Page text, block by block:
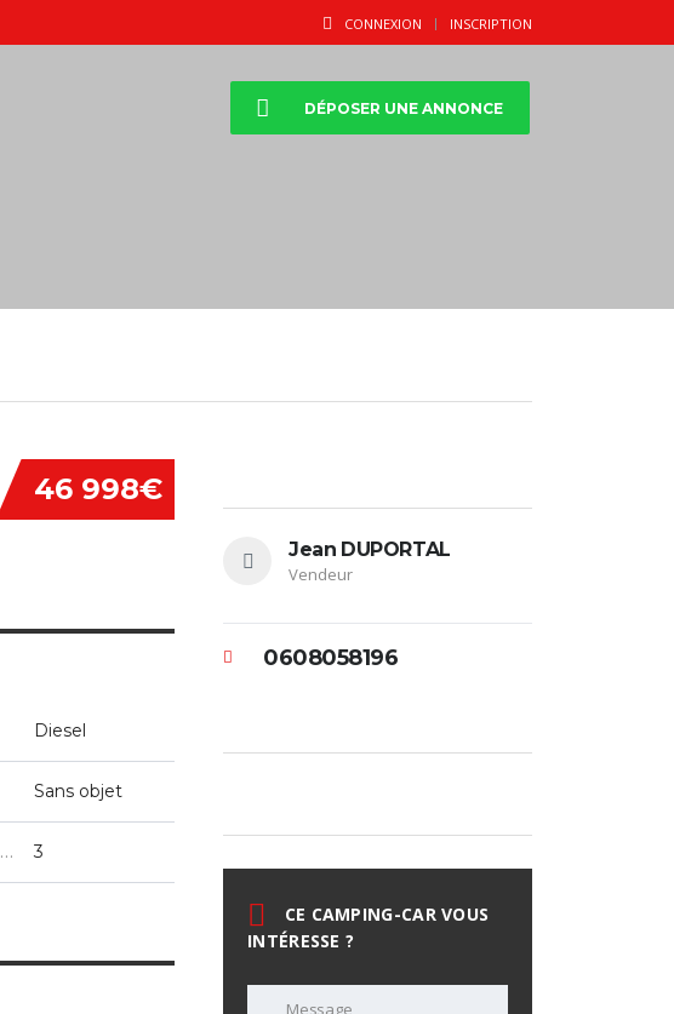
CONNEXION INSCRIPTION
DÉPOSER UNE ANNONCE
46 998€
Diesel
Sans objet
3
Jean DUPORTAL
Vendeur
0608058196
CE CAMPING-CAR VOUS
INTÉRESSE ?